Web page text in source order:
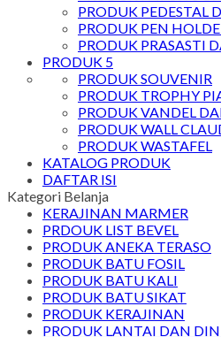
PRODUK PEDESTAL
PRODUK PEN
PRODUK PRASASTI
PRODUK 5
PRODUK SOUVENIR
PRODUK TROPHY
PRODUK VANDEL
PRODUK WALL
PRODUK WASTAFEL
KATALOG PRODUK
DAFTAR ISI
Kategori Belanja
KERAJINAN MARMER
PRDOUK LIST BEVEL
PRODUK ANEKA TERASO
PRODUK BATU FOSIL
PRODUK BATU KALI
PRODUK BATU SIKAT
PRODUK KERAJINAN
PRODUK LANTAI DAN